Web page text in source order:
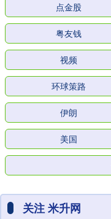
点金股
粤友钱
视频
环球策路
伊朗
美国
关注 米升网